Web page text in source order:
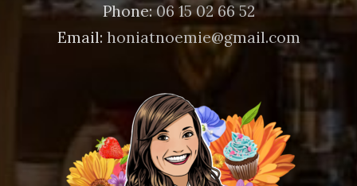
Phone: 06 15 02 66 52
Email: honiatnoemie@gmail.com